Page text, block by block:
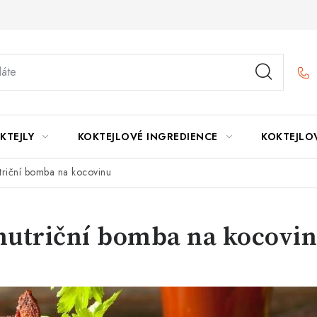
KOKTEJLOVÉ INGREDIENCE
bomba na kocovinu
bomba na